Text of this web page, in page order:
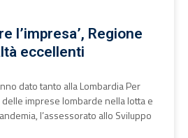
l’impresa’, Regione
eccellenti
dato tanto alla Lombardia Per
imprese lombarde nella lotta e
l’assessorato allo Sviluppo